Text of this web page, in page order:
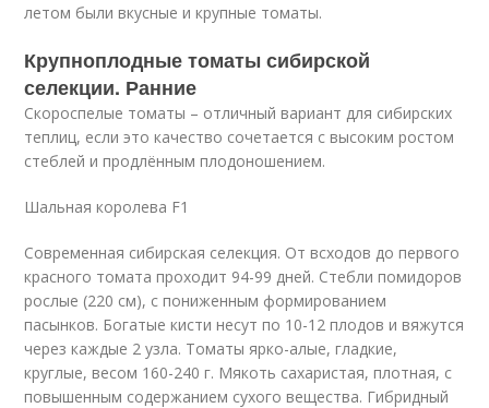
летом были вкусные и крупные томаты.
Крупноплодные томаты сибирской
селекции. Ранние
Скороспелые томаты – отличный вариант для сибирских
теплиц, если это качество сочетается с высоким ростом
стеблей и продлённым плодоношением.
Шальная королева F1
Современная сибирская селекция. От всходов до первого
красного томата проходит 94-99 дней. Стебли помидоров
рослые (220 см), с пониженным формированием
пасынков. Богатые кисти несут по 10-12 плодов и вяжутся
через каждые 2 узла. Томаты ярко-алые, гладкие,
круглые, весом 160-240 г. Мякоть сахаристая, плотная, с
повышенным содержанием сухого вещества. Гибридный